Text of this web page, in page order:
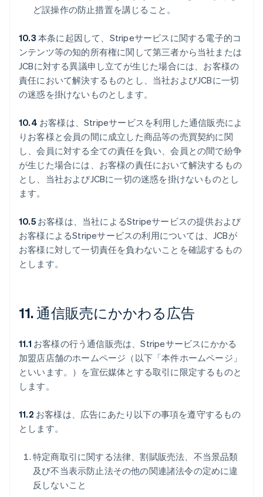
ど誤操作の防止措置を講じること。
10.3 本条に起因して、Stripeサービスに関する電子的コ
ンテンツ等の知的所有権に関して第三者から当社または
JCBに対する異議申し立てが生じた場合には、お客様の
責任において解決するものとし、当社およびJCBに一切
の迷惑を掛けないものとします。
10.4 お客様は、Stripeサービスを利用した通信販売によ
りお客様と会員の間に成立した商品等の売買契約に関
し、会員に対する全ての責任を負い、会員との間で紛争
が生じた場合には、お客様の責任において解決するもの
とし、当社およびJCBに一切の迷惑を掛けないものとし
ます。
10.5お客様は、当社によるStripeサービスの提供および
お客様によるStripeサービスの利用については、JCBが
お客様に対して一切責任を負わないことを確認するもの
とします。
11. 通信販売にかかわる広告
11.1 お客様の行う通信販売は、Stripeサービスにかかる
加盟店店舗のホームページ（以下「本件ホームページ」
といいます。）を宣伝媒体とする取引に限定するものと
します。
11.2 お客様は、広告にあたり以下の事項を遵守するもの
とします。
特定商取引に関する法律、割賦販売法、不当景品類
及び不当表示防止法その他の関連諸法令の定めに違
反しないこと